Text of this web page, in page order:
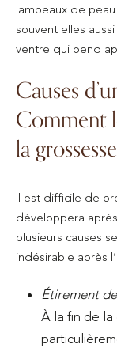
lambeaux de
souvent elles
ventre qui pend
Causes
Comment
la
Il est difficile de
développera
plusieurs causes
indésirable après
Étirement
À la fin de